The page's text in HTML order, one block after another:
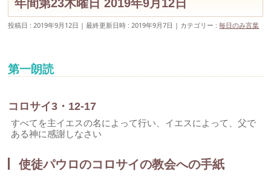
年間第23木曜日 2019年9月12日
投稿日 : 2019年9月12日 最終更新日時 : 2019年9月7日 カテゴリー :毎日のみ言葉
第一朗読
コロサイ3・12-17
すべてを主イエスの名によって行い、イエスによって、父で
ある神に感謝しなさい
使徒パウロのコロサイの教会への手紙